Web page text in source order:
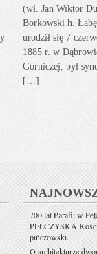
(wł. Jan Wiktor
Borkowski h.
urodził się 7
1885 r. w
Górniczej, był
[…]
700 lat Parafii w
PEŁCZYSKA
pińczowski.
O architekturze